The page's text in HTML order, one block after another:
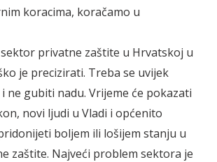
koracima, koračamo u
privatne zaštite u Hrvatskoj u
je precizirati. Treba se uvijek
ne gubiti nadu. Vrijeme će pokazati
novi ljudi u Vladi i općenito
boljem ili lošijem stanju u
zaštite. Najveći problem sektora je